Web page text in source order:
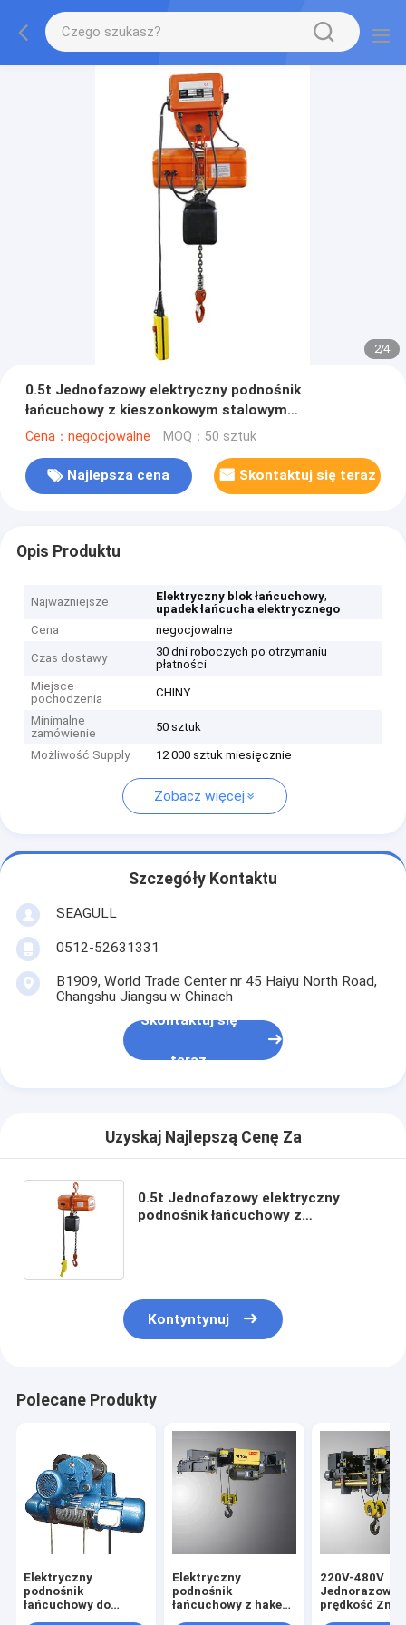
2/4
0.5t Jednofazowy elektryczny podnośnik
łańcuchowy z kieszonkowym stalowym
zawieszeniem i hakiem
Cena：negocjowalne MOQ：50 sztuk
Najlepsza cena Skontaktuj się teraz
Opis Produktu
Najważniejsze Elektryczny blok łańcuchowy,
upadek łańcucha elektrycznego
Cena
negocjowalne
Czas dostawy
30 dni roboczych po otrzymaniu
płatności
Miejsce
pochodzenia
CHINY
Minimalne
zamówienie
50 sztuk
Możliwość Supply 12 000 sztuk miesięcznie
Zobacz więcej
Szczegóły Kontaktu
SEAGULL
0512-52631331
B1909, World Trade Center nr 45 Haiyu North Road,
Changshu Jiangsu w Chinach
Skontaktuj się
teraz
Uzyskaj Najlepszą Cenę Za
0.5t Jednofazowy elektryczny
podnośnik łańcuchowy z
Kontyntynuj
Polecane Produkty
Elektryczny
podnośnik
łańcuchowy do
Elektryczny
podnośnik
łańcuchowy z hakem
220V-480V
prędkość